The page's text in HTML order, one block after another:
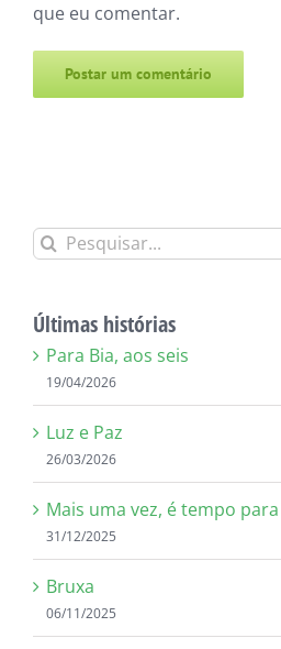
que eu comentar.
Buscar
Últimas histórias
Para Bia, aos seis
19/04/2026
Luz e Paz
26/03/2026
Mais uma vez, é tempo
31/12/2025
Bruxa
06/11/2025